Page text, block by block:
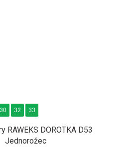
RAWEKS DOROTKA D53
Jednorožec
30 32 33